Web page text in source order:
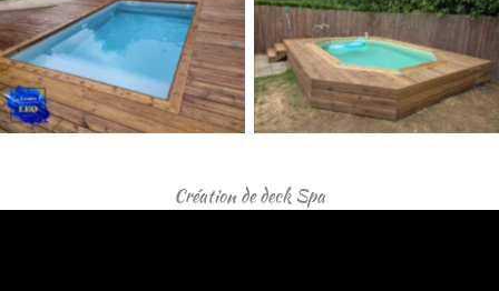
deck-piscine deck-piscine
Création de deck Spa